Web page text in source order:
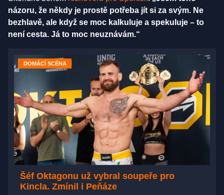
názoru, že někdy je prostě potřeba jít si za svým. Ne
bezhlavě, ale když se moc kalkuluje a spekuluje – to
není cesta. Já to moc neuznávám.“
DOMÁCÍ SCÉNA
Šéf Oktagonu už vybral soupeře pro
Kincla. Zmínil i Peňáze